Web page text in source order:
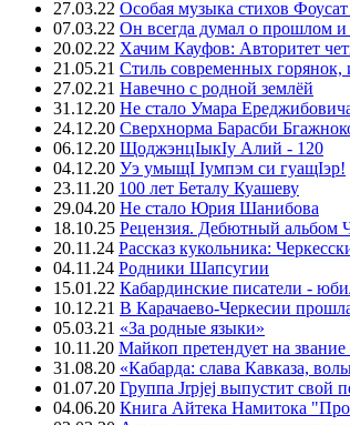
27.03.22 Особая музыка стихов
07.03.22 Он всегда думал о прошлом и
20.02.22 Хачим Кауфов: Авторитет
21.05.21 Стиль современных горянок,
27.02.21 Навечно с родной землёй
31.12.20 Не стало Умара
24.12.20 Сверхнорма Барасби
06.12.20 ЩоджэнцIыкIу Алий - 120
04.12.20 Уэ умыщI Iумпэм си гуащIэр!
23.11.20 100 лет Беталу Куашеву
29.04.20 Не стало Юрия Шанибова
18.10.25 Рецензия. Дебютный альбом
20.11.24 Рассказ кукольника:
04.11.24 Родники Шапсугии
15.01.22 Кабардинские писатели -
10.12.21 В Карачаево-Черкесии
05.03.21 «За родные языки»
10.11.20 Майкоп претендует на
31.08.20 «Кабарда: слава Кавказа,
01.07.20 Группа Jrpjej выпустит свой
04.06.20 Книга Айтека Намитока